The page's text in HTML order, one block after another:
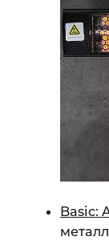
Basic: